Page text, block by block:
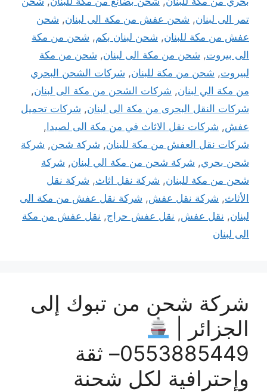
تمر الى لبنان, شحن عفش من مكة الى لبنان, شحن
عفش من مكة للبنان, شحن لبنان بكم, شحن من مكة
الى بيروت, شحن من مكة الى لبنان, شحن من مكة
لبيروت, شحن من مكة للبنان, شركات الشحن البحري
من مكة الي لبنان, شركات الشحن من مكة الى لبنان,
شركات النقل البحرى من مكة الى لبنان, شركات تحميل
عفش, شركات نقل الاثاث في من مكة الى لصيدا ,
شركات نقل العفش من مكة للبنان, شركة شحن, شركة
شحن بحري, شركة شحن من مكة الي لبنان, شركة
شحن من مكة للبنان, شركة نقل اثاث, شركة نقل
الأثاث, شركة نقل عفش, شركة نقل عفش من مكة الى
لبنان, نقل عفش, نقل عفش حراج, نقل عفش من مكة
الى لبنان
شركة شحن من تبوك إلى
الجزائر |
0553885449– ثقة
وإحترافية لكل شحنة